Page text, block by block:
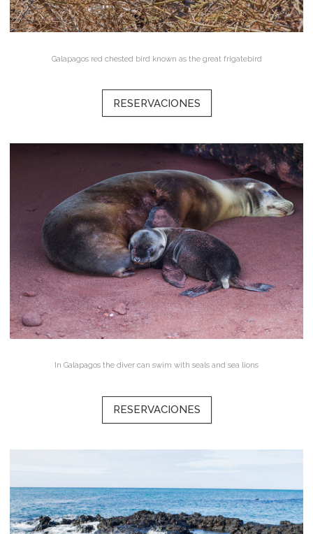
Galapagos red chested bird known as the great frigatebird
RESERVACIONES
In Galapagos the diver can swim with seals and sea lions
RESERVACIONES